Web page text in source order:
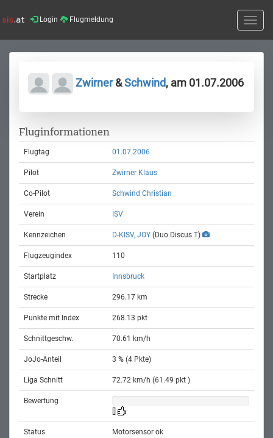
Login Flugmeldung
Toggle
Zwirner&Schwind, am 01.07.2006
Fluginformationen
Flugtag 01.07.2006
Pilot Zwirner Klaus
Co-Pilot Schwind Christian
Verein ISV
Kennzeichen D-KISV, JOY (Duo Discus T)
Flugzeugindex 110
Startplatz Innsbruck
Strecke 296.17 km
Punkte mit Index 268.13 pkt
Schnittgeschw. 70.61 km/h
JoJo-Anteil 3 % (4 Pkte)
Liga Schnitt 72.72 km/h (61.49 pkt )
Bewertung
Status
Motorsensor ok